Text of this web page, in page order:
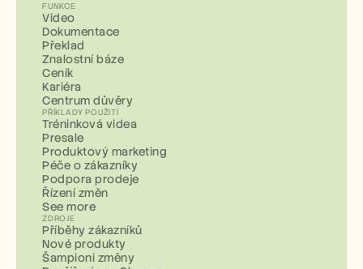
FUNKCE
Video
Dokumentace
Překlad
Znalostní báze
Ceník
Kariéra
Centrum důvěry
PŘÍKLADY POUŽITÍ
Tréninková videa
Presale
Produktový marketing
Péče o zákazníky
Podpora prodeje
Řízení změn
See more
ZDROJE
Příběhy zákazníků
Nové produkty
Šampioni změny